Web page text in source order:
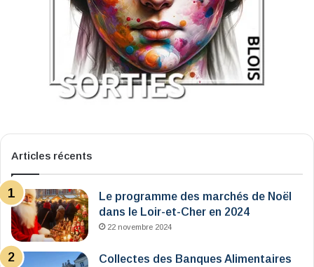
Articles récents
Le programme des marchés de Noël
dans le Loir-et-Cher en 2024
22 novembre 2024
Collectes des Banques Alimentaires